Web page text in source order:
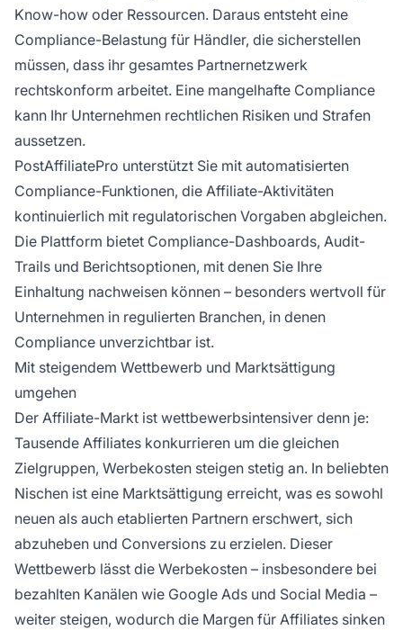
Know-how oder Ressourcen. Daraus entsteht eine
Compliance-Belastung für Händler, die sicherstellen
müssen, dass ihr gesamtes Partnernetzwerk
rechtskonform arbeitet. Eine mangelhafte Compliance
kann Ihr Unternehmen rechtlichen Risiken und Strafen
aussetzen.
PostAffiliatePro unterstützt Sie mit automatisierten
Compliance-Funktionen, die Affiliate-Aktivitäten
kontinuierlich mit regulatorischen Vorgaben abgleichen.
Die Plattform bietet Compliance-Dashboards, Audit-
Trails und Berichtsoptionen, mit denen Sie Ihre
Einhaltung nachweisen können – besonders wertvoll für
Unternehmen in regulierten Branchen, in denen
Compliance unverzichtbar ist.
Mit steigendem Wettbewerb und Marktsättigung
umgehen
Der Affiliate-Markt ist wettbewerbsintensiver denn je:
Tausende Affiliates konkurrieren um die gleichen
Zielgruppen, Werbekosten steigen stetig an. In beliebten
Nischen ist eine Marktsättigung erreicht, was es sowohl
neuen als auch etablierten Partnern erschwert, sich
abzuheben und Conversions zu erzielen. Dieser
Wettbewerb lässt die Werbekosten – insbesondere bei
bezahlten Kanälen wie Google Ads und Social Media –
weiter steigen, wodurch die Margen für Affiliates sinken